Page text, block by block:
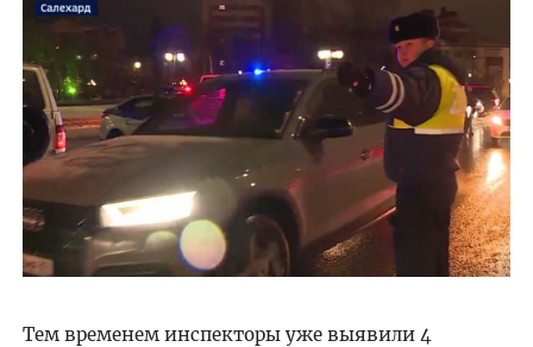
Тем временем инспекторы уже выявили 4